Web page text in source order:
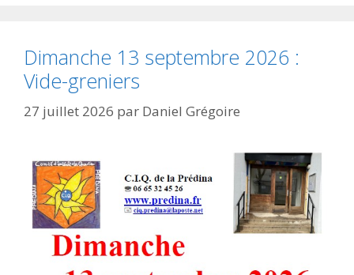
Dimanche 13 septembre 2026 :
Vide-greniers
27 juillet 2026 par Daniel Grégoire